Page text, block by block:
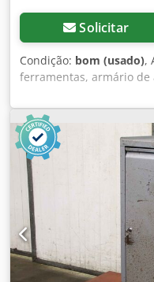
Solicitar
Condição: bom (usado),
ferramentas, armário de
de ferramentas: armário
Profundidade: 545 mm
1025 mm -Porta: com
kg